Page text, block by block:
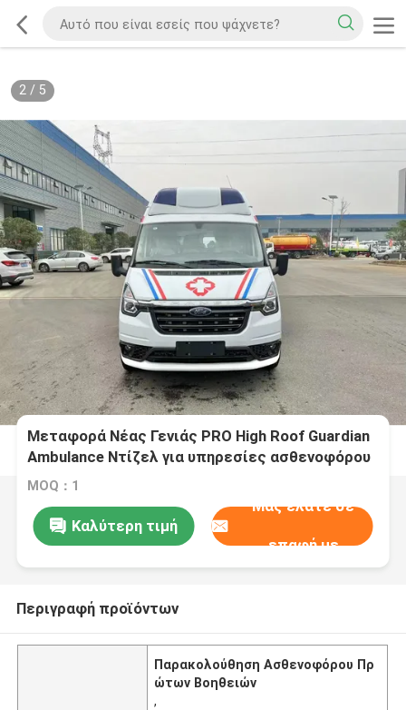
2/ 5
Μεταφορά Νέας Γενιάς PRO High Roof Guardian
Ambulance Ντίζελ για υπηρεσίες ασθενοφόρου
για ιατρικές ανάγκες
MOQ：1
Καλύτερη τιμή
Μας ελάτε σε
επαφή με
Περιγραφή προϊόντων
Παρακολούθηση Ασθενοφόρου Πρ
ώτων Βοηθειών
,